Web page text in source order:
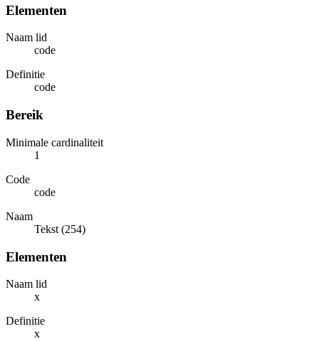
Elementen
Naam lid
code
Definitie
code
Bereik
Minimale cardinaliteit
1
Code
code
Naam
Tekst (254)
Elementen
Naam lid
x
Definitie
x